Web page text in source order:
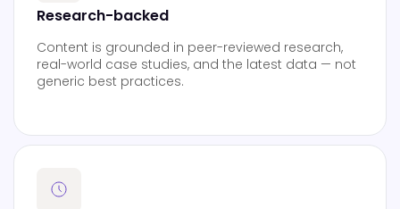
Research-backed
Content is grounded in peer-reviewed research,
real-world case studies, and the latest data — not
generic best practices.